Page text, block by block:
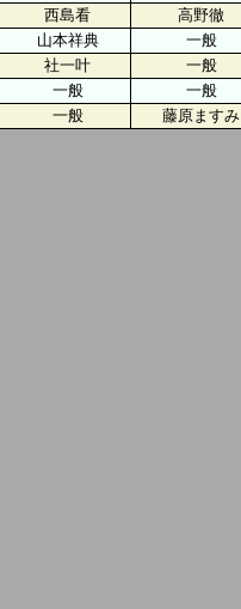
西島看 高野徹
山本祥典 一般
社一叶 一般
一般 一般
一般 藤原ますみ